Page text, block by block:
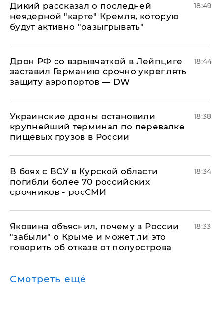
Дикий рассказал о последней
неядерной "карте" Кремля, которую
будут активно "разыгрывать"
18:49
​Дрон РФ со взрывчаткой в Лейпциге
заставил Германию срочно укреплять
защиту аэропортов — DW
18:44
Украинские дроны остановили
крупнейший терминал по перевалке
пищевых грузов в России
18:38
В боях с ВСУ в Курской области
погибли более 70 российских
срочников - росСМИ
18:34
Яковина объяснил, почему в России
"забыли" о Крыме и может ли это
говорить об отказе от полуострова
18:33
Смотреть ещё